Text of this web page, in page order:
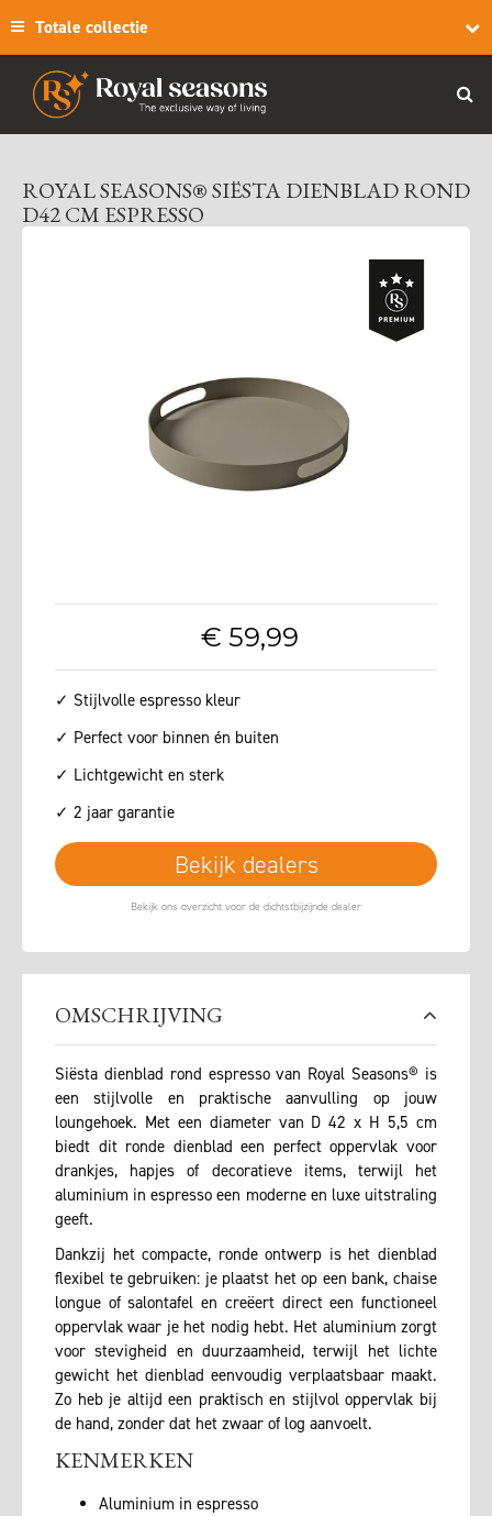
Totale collectie
ROYAL SEASONS® SIËSTA DIENBLAD ROND
D42 CM ESPRESSO
€ 59,99
✓ Stijlvolle espresso kleur
✓ Perfect voor binnen én buiten
✓ Lichtgewicht en sterk
✓ 2 jaar garantie
Bekijk dealers
OMSCHRIJVING
Siësta dienblad rond espresso van Royal Seasons® is
een stijlvolle en praktische aanvulling op jouw
loungehoek. Met een diameter van D 42 x H 5,5 cm
biedt dit ronde dienblad een perfect oppervlak voor
drankjes, hapjes of decoratieve items, terwijl het
aluminium in espresso een moderne en luxe uitstraling
geeft.
Dankzij het compacte, ronde ontwerp is het dienblad
flexibel te gebruiken: je plaatst het op een bank, chaise
longue of salontafel en creëert direct een functioneel
oppervlak waar je het nodig hebt. Het aluminium zorgt
voor stevigheid en duurzaamheid, terwijl het lichte
gewicht het dienblad eenvoudig verplaatsbaar maakt.
Zo heb je altijd een praktisch en stijlvol oppervlak bij
de hand, zonder dat het zwaar of log aanvoelt.
KENMERKEN
Aluminium in espresso